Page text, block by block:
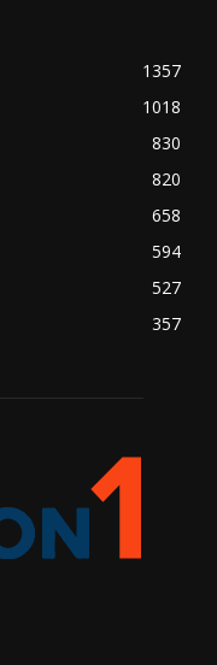
1357
1018
830
820
658
594
527
357